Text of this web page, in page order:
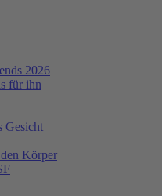
2026
für ihn
Gesicht
Körper